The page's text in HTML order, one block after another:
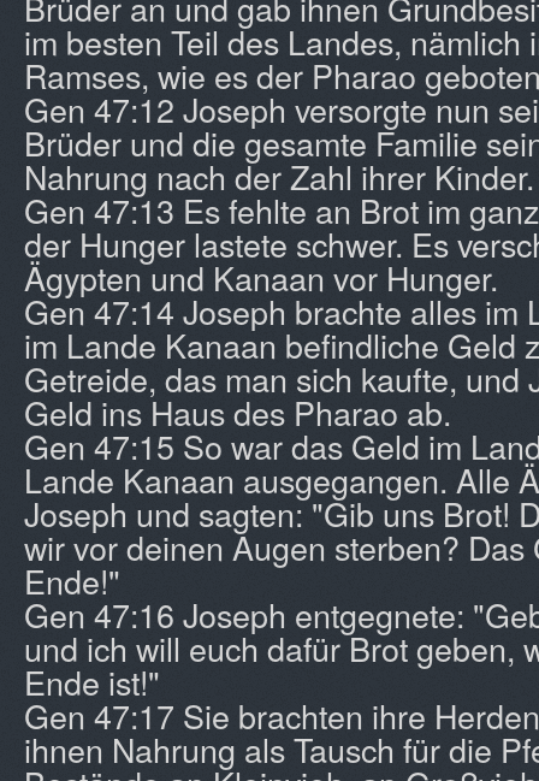
im besten Teil des Landes, nämlich
Ramses, wie es der Pharao
Gen 47:12 Joseph versorgte nun
Brüder und die gesamte Familie
Nahrung nach der Zahl ihrer Kinder.
Gen 47:13 Es fehlte an Brot im
der Hunger lastete schwer. Es
Ägypten und Kanaan vor Hunger.
Gen 47:14 Joseph brachte alles im
im Lande Kanaan befindliche Geld
Getreide, das man sich kaufte, und
Geld ins Haus des Pharao ab.
Gen 47:15 So war das Geld im
Lande Kanaan ausgegangen. Alle
Joseph und sagten: "Gib uns Brot!
wir vor deinen Augen sterben? Das
Ende!"
Gen 47:16 Joseph entgegnete:
und ich will euch dafür Brot geben,
Ende ist!"
Gen 47:17 Sie brachten ihre
ihnen Nahrung als Tausch für die